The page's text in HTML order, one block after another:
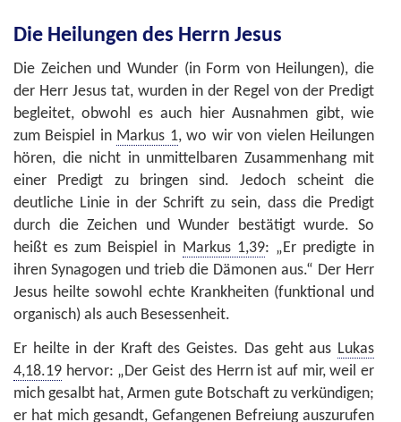
Die Heilungen des Herrn Jesus
Die Zeichen und Wunder (in Form von Heilungen), die
der Herr Jesus tat, wurden in der Regel von der Predigt
begleitet, obwohl es auch hier Ausnahmen gibt, wie
zum Beispiel in Markus 1, wo wir von vielen Heilungen
hören, die nicht in unmittelbaren Zusammenhang mit
einer Predigt zu bringen sind. Jedoch scheint die
deutliche Linie in der Schrift zu sein, dass die Predigt
durch die Zeichen und Wunder bestätigt wurde. So
heißt es zum Beispiel in Markus 1,39: „Er predigte in
ihren Synagogen und trieb die Dämonen aus.“ Der Herr
Jesus heilte sowohl echte Krankheiten (funktional und
organisch) als auch Besessenheit.
Er heilte in der Kraft des Geistes. Das geht aus Lukas
4,18.19 hervor: „Der Geist des Herrn ist auf mir, weil er
mich gesalbt hat, Armen gute Botschaft zu verkündigen;
er hat mich gesandt, Gefangenen Befreiung auszurufen